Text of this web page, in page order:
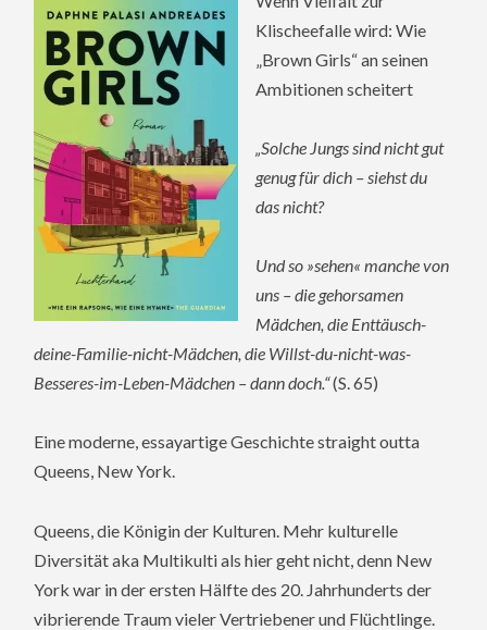
Klischeefalle wird: Wie
„Brown Girls“ an seinen
Ambitionen scheitert
„Solche Jungs sind nicht gut
genug für dich – siehst du
das nicht?
Und so »sehen« manche von
uns – die gehorsamen
Mädchen, die Enttäusch-
deine-Familie-nicht-Mädchen, die Willst-du-nicht-was-
Besseres-im-Leben-Mädchen – dann doch.“(S. 65)
Eine moderne, essayartige Geschichte straight outta
Queens, New York.
Queens, die Königin der Kulturen. Mehr kulturelle
Diversität aka Multikulti als hier geht nicht, denn New
York war in der ersten Hälfte des 20. Jahrhunderts der
vibrierende Traum vieler Vertriebener und Flüchtlinge.